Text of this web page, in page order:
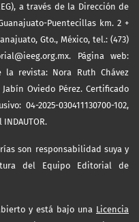
a través de la Dirección de
Puentecillas km. 2 +
Gto., México, tel.: (473)
Página web:
la revista: Nora Ruth Chávez
Oviedo Pérez. Certificado
04-2025-030411130700-102,
son responsabilidad suya y
del Equipo Editorial de
y está bajo una Licencia